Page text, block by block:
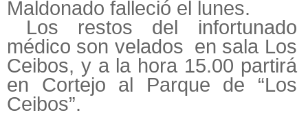
Maldonado falleció el lunes.
Los restos del infortunado
médico son velados en sala Los
Ceibos, y a la hora 15.00 partirá
en Cortejo al Parque de “Los
Ceibos”.